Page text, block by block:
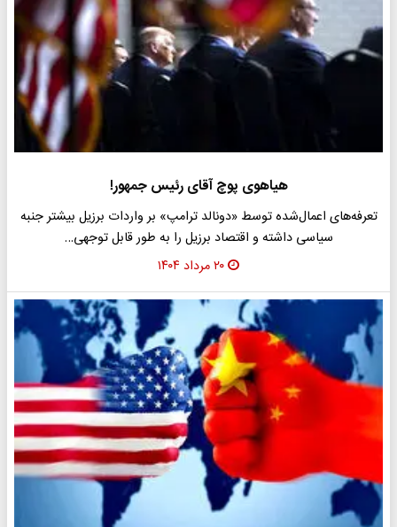
هیاهوی پوچ آقای رئیس جمهور!
تعرفه‌های اعمال‌شده توسط «دونالد ترامپ» بر واردات برزیل بیشتر جنبه
سیاسی داشته و اقتصاد برزیل را به طور قابل توجهی…
۲۰ مرداد ۱۴۰۴